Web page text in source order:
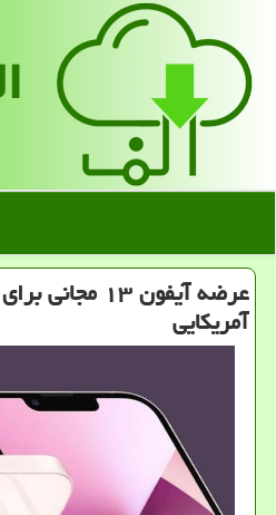
عرضه آیفون
آمریکایی